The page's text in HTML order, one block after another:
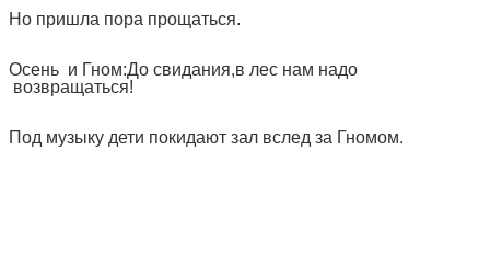
Но пришла пора прощаться.
Осень и Гном:До свидания,в лес нам надо
возвращаться!
Под музыку дети покидают зал вслед за Гномом.